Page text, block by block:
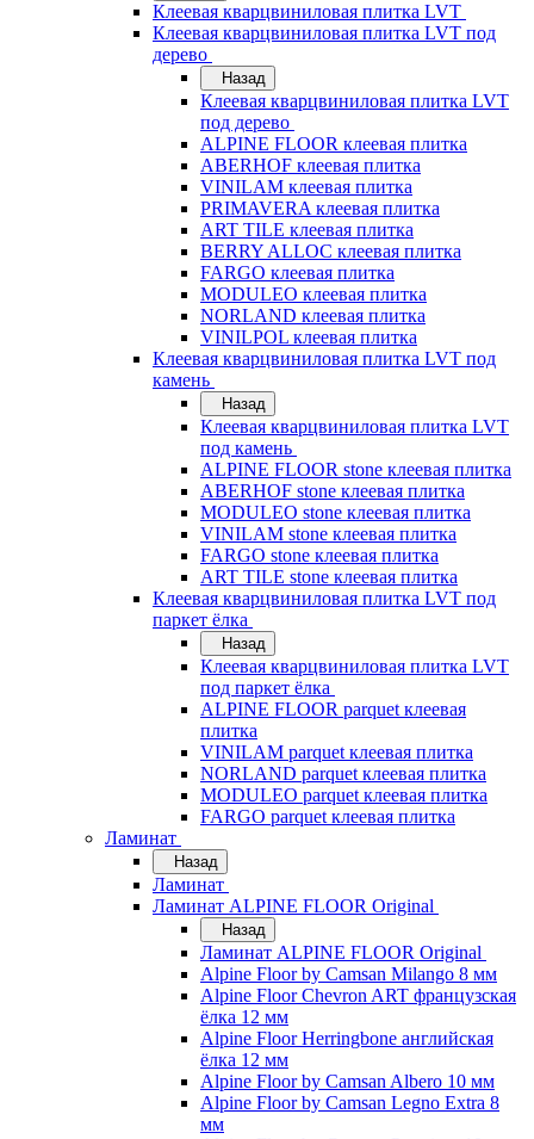
Клеевая кварцвиниловая плитка LVT
Клеевая кварцвиниловая плитка LVT под
дерево
Назад
Клеевая кварцвиниловая плитка LVT
под дерево
ALPINE FLOOR клеевая плитка
ABERHOF клеевая плитка
VINILAM клеевая плитка
PRIMAVERA клеевая плитка
ART TILE клеевая плитка
BERRY ALLOC клеевая плитка
FARGO клеевая плитка
MODULEO клеевая плитка
NORLAND клеевая плитка
VINILPOL клеевая плитка
Клеевая кварцвиниловая плитка LVT под
камень
Назад
Клеевая кварцвиниловая плитка LVT
под камень
ALPINE FLOOR stone клеевая плитка
ABERHOF stone клеевая плитка
MODULEO stone клеевая плитка
VINILAM stone клеевая плитка
FARGO stone клеевая плитка
ART TILE stone клеевая плитка
Клеевая кварцвиниловая плитка LVT под
паркет ёлка
Назад
Клеевая кварцвиниловая плитка LVT
под паркет ёлка
ALPINE FLOOR parquet клеевая
плитка
VINILAM parquet клеевая плитка
NORLAND parquet клеевая плитка
MODULEO parquet клеевая плитка
FARGO parquet клеевая плитка
Ламинат
Назад
Ламинат
Ламинат ALPINE FLOOR Original
Назад
Ламинат ALPINE FLOOR Original
Alpine Floor by Camsan Milango 8 мм
Alpine Floor Chevron ART французская
ёлка 12 мм
Alpine Floor Herringbone английская
ёлка 12 мм
Alpine Floor by Camsan Albero 10 мм
Alpine Floor by Camsan Legno Extra 8
мм